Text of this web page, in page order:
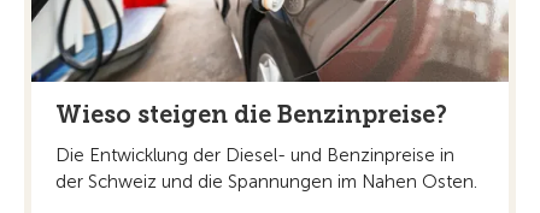
Wieso steigen die Benzinpreise?
Die Entwicklung der Diesel- und Benzinpreise in
der Schweiz und die Spannungen im Nahen Osten.